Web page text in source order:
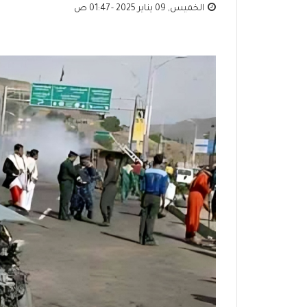
الخميس, 09 يناير 2025 - 01:47 ص